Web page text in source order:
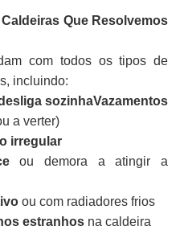
Que Resolvemos
com todos os tipos de
incluindo:
sozinhaVazamentos
a verter)
irregular
ou demora a atingir a
ou com radiadores frios
estranhos na caldeira